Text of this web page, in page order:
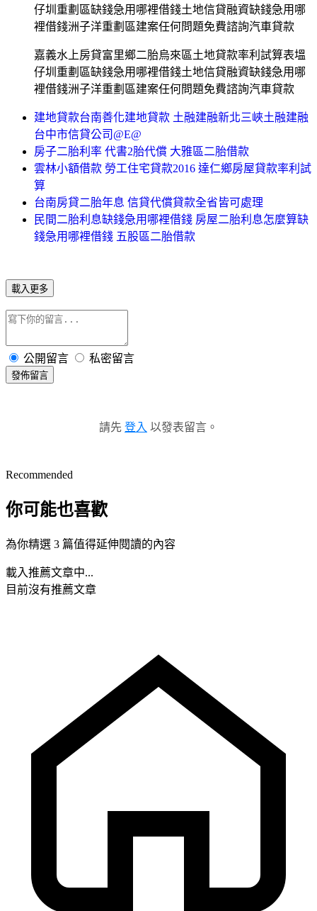
仔圳重劃區缺錢急用哪裡借錢土地信貸融資缺錢急用哪
裡借錢洲子洋重劃區建案任何問題免費諮詢汽車貸款
嘉義水上房貸富里鄉二胎烏來區土地貸款率利試算表塭
仔圳重劃區缺錢急用哪裡借錢土地信貸融資缺錢急用哪
裡借錢洲子洋重劃區建案任何問題免費諮詢汽車貸款
建地貸款台南善化建地貸款 土融建融新北三峽土融建融
台中市信貸公司@E@
房子二胎利率 代書2胎代償 大雅區二胎借款
雲林小額借款 勞工住宅貸款2016 達仁鄉房屋貸款率利試
算
台南房貸二胎年息 信貸代償貸款全省皆可處理
民間二胎利息缺錢急用哪裡借錢 房屋二胎利息怎麼算缺
錢急用哪裡借錢 五股區二胎借款
載入更多
公開留言 私密留言
發佈留言
請先 登入 以發表留言。
Recommended
你可能也喜歡
為你精選 3 篇值得延伸閱讀的內容
載入推薦文章中...
目前沒有推薦文章